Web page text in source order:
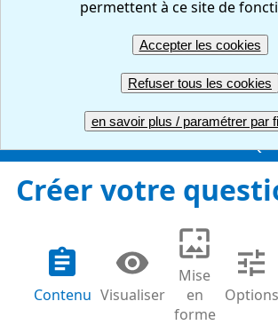
permettent à ce site de
Accepter les cookies
Refuser tous les cookies
en savoir plus / paramétrer par
CREER REPONDRE
GERER
COMPTE PRO UNE
Créer votre
Contenu Visualiser
Mise
en
forme
Options